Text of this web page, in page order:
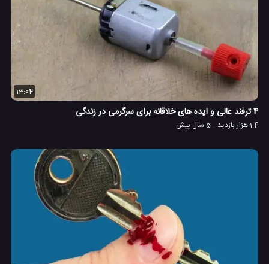
13:04
4 ترفند عالی و ایده های خلاقانه برای سرگرمی در زندگی
1.4 هزار بازدید 5 سال پیش